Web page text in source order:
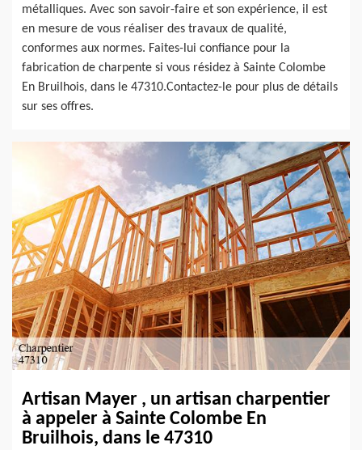
métalliques. Avec son savoir-faire et son expérience, il est
en mesure de vous réaliser des travaux de qualité,
conformes aux normes. Faites-lui confiance pour la
fabrication de charpente si vous résidez à Sainte Colombe
En Bruilhois, dans le 47310.Contactez-le pour plus de détails
sur ses offres.
Artisan Mayer , un artisan charpentier
à appeler à Sainte Colombe En
Bruilhois, dans le 47310